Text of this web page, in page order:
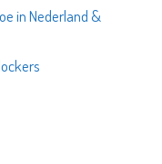
in Nederland &